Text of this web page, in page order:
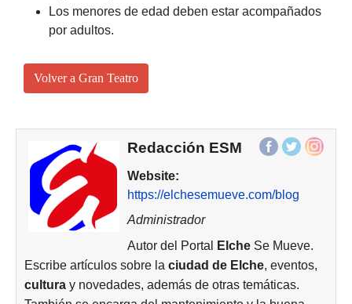
Los menores de edad deben estar acompañados
por adultos.
Volver a Gran Teatro
Redacción ESM
Website:
https://elchesemueve.com/blog
Administrador
Autor del Portal
ElcheSe Mueve.
Escribe artículos sobre la ciudad de Elche, eventos,
cultura y novedades, además de otras temáticas.